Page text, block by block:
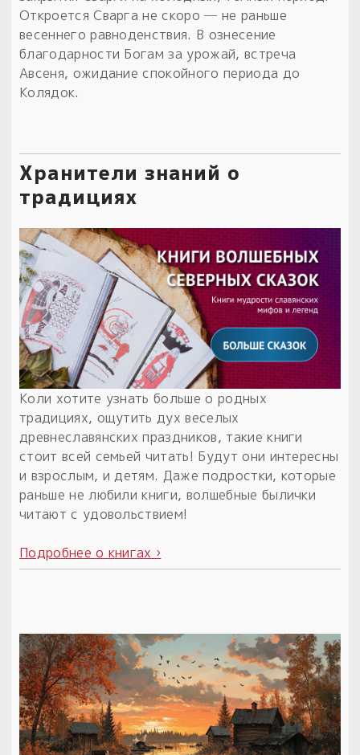
Откроется Сварга не скоро ─ не раньше
весеннего равноденствия. В ознесение
благодарности Богам за урожай, встреча
Авсеня, ожидание спокойного периода до
Колядок.
Хранители знаний о
традициях
Коли хотите узнать больше о родных
традициях, ощутить дух веселых
древнеславянских праздников, такие книги
стоит всей семьей читать! Будут они интересны
и взрослым, и детям. Даже подростки, которые
раньше не любили книги, волшебные былички
читают с удовольствием!
Подробнее о книгах ›